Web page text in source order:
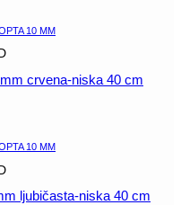
10 MM
crvena-niska 40 cm
10 MM
ljubičasta-niska 40 cm